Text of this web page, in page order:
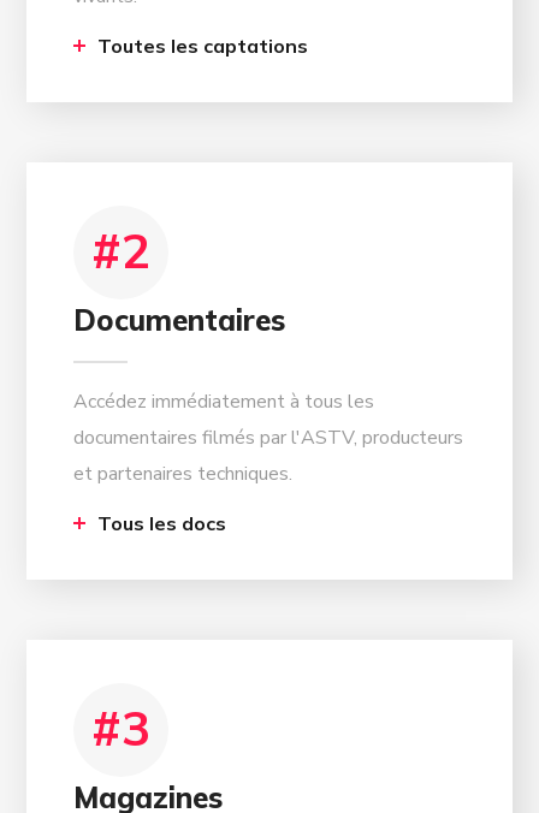
Toutes les captations
#2
Documentaires
Accédez immédiatement à tous les
documentaires filmés par l'ASTV, producteurs
et partenaires techniques.
Tous les docs
#3
Magazines